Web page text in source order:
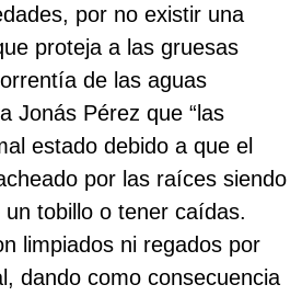
por no existir una
proteja a las gruesas
de las aguas
Jonás Pérez que “las
estado debido a que el
por las raíces siendo
tobillo o tener caídas.
limpiados ni regados por
dando como consecuencia